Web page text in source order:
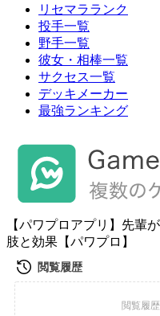
リセマラランク
投手一覧
野手一覧
彼女・相棒一覧
サクセス一覧
デッキメーカー
最強ランキング
【パワプロアプリ】先輩
肢と効果【パワプロ】